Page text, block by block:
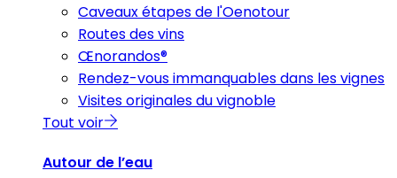
Caveaux étapes de l'Oenotour
Routes des vins
Œnorandos®
Rendez-vous immanquables dans les vignes
Visites originales du vignoble
Tout voir
Autour de l’eau